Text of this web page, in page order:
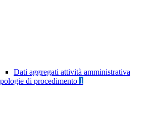
Dati aggregati attività amministrativa
di procedimento 1